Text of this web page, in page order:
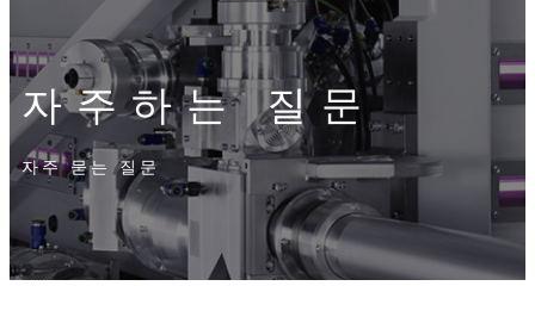
자주하는 질문
자주 묻는 질문